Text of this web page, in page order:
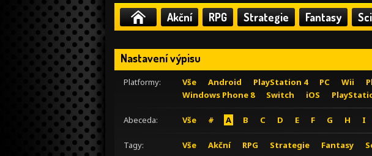
Akční RPG Strategie Fantasy
Nastavení výpisu
Platformy: Vše Android PlayStation 4 PC Wii
Windows Phone 8
Switch iOS
Abeceda: Vše # A B C D E F G H I
Tagy: Vše Akční RPG Strategie Fantasy